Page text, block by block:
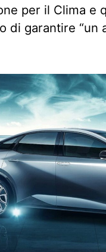
per il Clima
di garantire